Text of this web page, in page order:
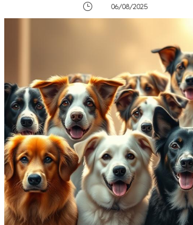
}
06/08/2025